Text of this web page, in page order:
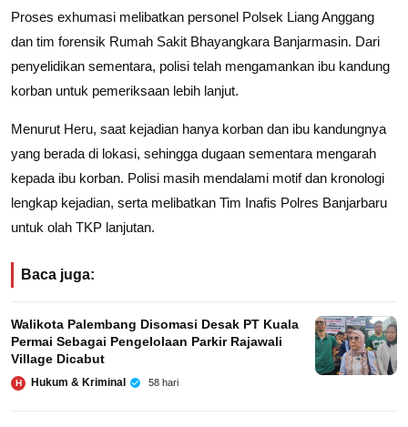
Proses exhumasi melibatkan personel Polsek Liang Anggang
dan tim forensik Rumah Sakit Bhayangkara Banjarmasin. Dari
penyelidikan sementara, polisi telah mengamankan ibu kandung
korban untuk pemeriksaan lebih lanjut.
Menurut Heru, saat kejadian hanya korban dan ibu kandungnya
yang berada di lokasi, sehingga dugaan sementara mengarah
kepada ibu korban. Polisi masih mendalami motif dan kronologi
lengkap kejadian, serta melibatkan Tim Inafis Polres Banjarbaru
untuk olah TKP lanjutan.
Baca juga:
Walikota Palembang Disomasi Desak PT Kuala
Permai Sebagai Pengelolaan Parkir Rajawali
Village Dicabut
H Hukum & Kriminal 58 hari